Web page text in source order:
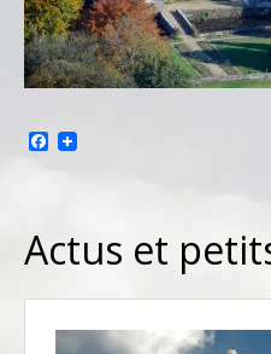
Facebook
Actus et